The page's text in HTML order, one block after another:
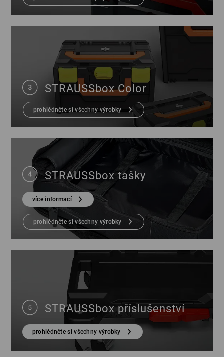
STRAUSSbox Color
prohlédněte si všechny výrobky
STRAUSSbox tašky
více informací
prohlédněte si všechny výrobky
STRAUSSbox příslušenství
prohlédněte si všechny výrobky